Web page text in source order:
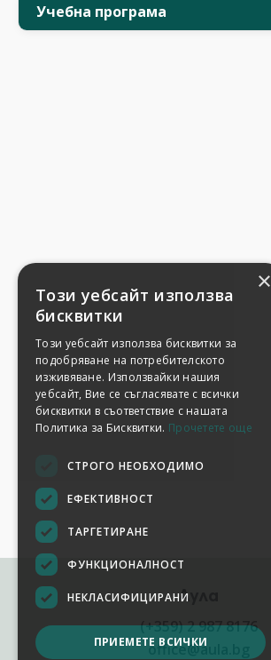
Учебна програма
Аула
(+359) 2 987 8176
office@aula.bg
×
Този уебсайт използва
бисквитки
Този уебсайт използва бисквитки за
подобряване на потребителското
изживяване. Използвайки нашия
уебсайт, Вие се съгласявате с всички
бисквитки в съответствие с нашата
Политика за Бисквитки. Прочетете още
СТРОГО НЕОБХОДИМО
ЕФЕКТИВНОСТ
ТАРГЕТИРАНЕ
ФУНКЦИОНАЛНОСТ
НЕКЛАСИФИЦИРАНИ
ПРИЕМЕТЕ ВСИЧКИ